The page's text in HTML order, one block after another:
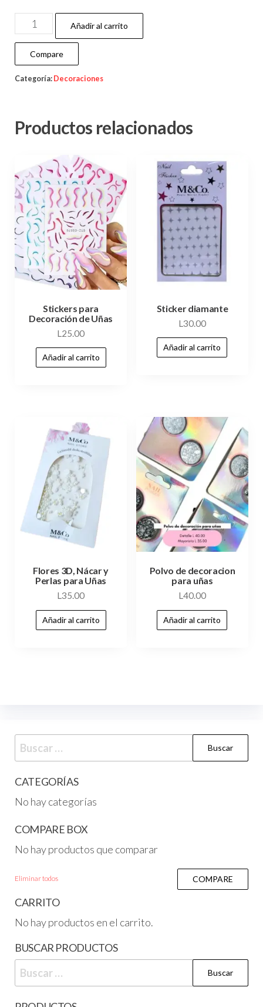
Añadir al carrito
Compare
Categoría: Decoraciones
Productos relacionados
Stickers para
Decoración de Uñas
L25.00
Añadir al carrito
Sticker diamante
L30.00
Añadir al carrito
Flores 3D, Nácar y
Perlas para Uñas
L35.00
Añadir al carrito
Polvo de decoracion
para uñas
L40.00
Añadir al carrito
CATEGORÍAS
No hay categorías
COMPARE BOX
No hay productos que comparar
Eliminar todos COMPARE
CARRITO
No hay productos en el carrito.
BUSCAR PRODUCTOS